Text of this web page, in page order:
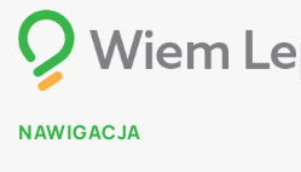
NAWIGACJA